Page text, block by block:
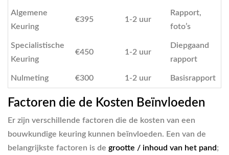
Algemene
Keuring
€395 1-2 uur
Rapport,
foto’s
Specialistische
Keuring
€450 1-2 uur
Diepgaand
rapport
Nulmeting €300 1-2 uur Basisrapport
Factoren die de Kosten Beïnvloeden
Er zijn verschillende factoren die de kosten van een
bouwkundige keuring kunnen beïnvloeden. Een van de
belangrijkste factoren is de grootte / inhoud van het pand;